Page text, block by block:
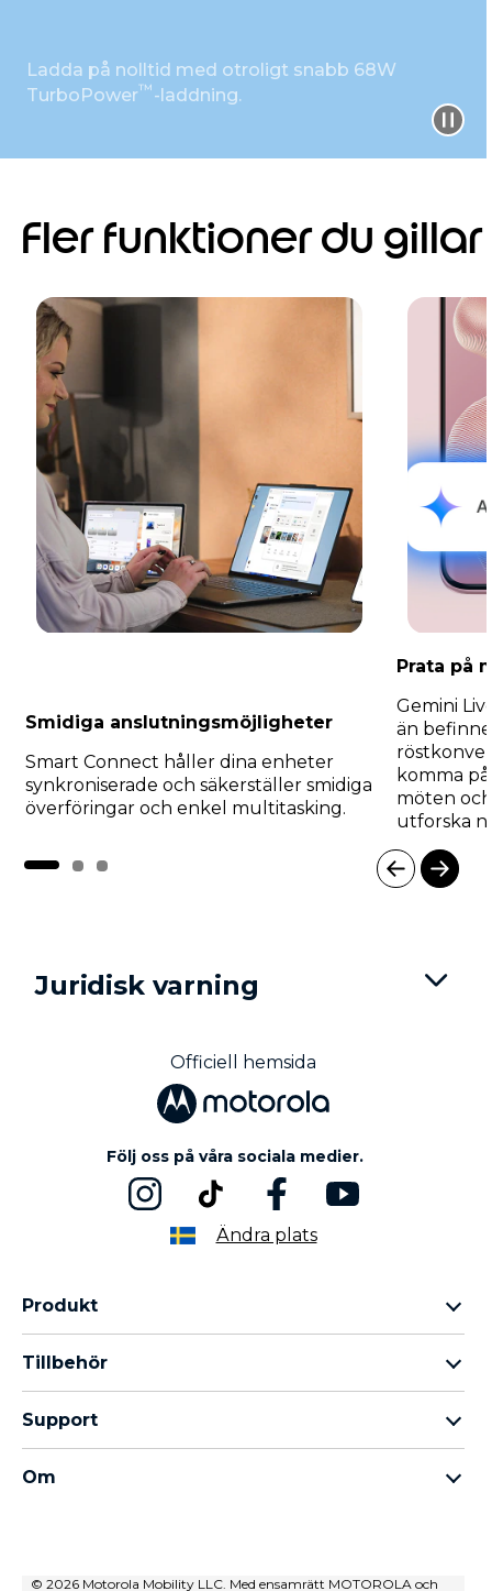
Ladda på nolltid med otroligt snabb 68W
TurboPower™-laddning.
Fler funktioner du gillar
Smidiga anslutningsmöjligheter
Smart Connect håller dina enheter
synkroniserade och säkerställer smidiga
överföringar och enkel multitasking.
Prata på
Gemini
än
komma
möten
utforska
Juridisk varning
Officiell hemsida
Följ oss på våra sociala medier.
Ändra plats
Produkt
moto g-familjen
thinkphone by motorola
Tillbehör
moto tag
Support
Reparationsstatus
Om
Försäljningsvillkor
© 2026 Motorola Mobility LLC. Med ensamrätt MOTOROLA och